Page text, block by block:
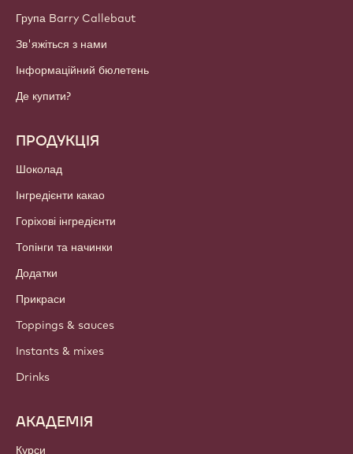
Група Barry Callebaut
Зв'яжіться з нами
Інформаційний бюлетень
Де купити?
ПРОДУКЦІЯ
Шоколад
Інгредієнти какао
Горіхові інгредієнти
Топінги та начинки
Додатки
Прикраси
Toppings & sauces
Instants & mixes
Drinks
АКАДЕМІЯ
Курси